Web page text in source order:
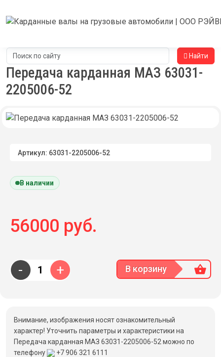
Найти
Передача карданная МАЗ 63031-
2205006-52
Артикул: 63031-2205006-52
В наличии
56000 руб.
- + В корзину
Внимание, изображения носят ознакомительный
характер! Уточнить параметры и характеристики на
Передача карданная МАЗ 63031-2205006-52 можно по
телефону
+7 906 321 6111